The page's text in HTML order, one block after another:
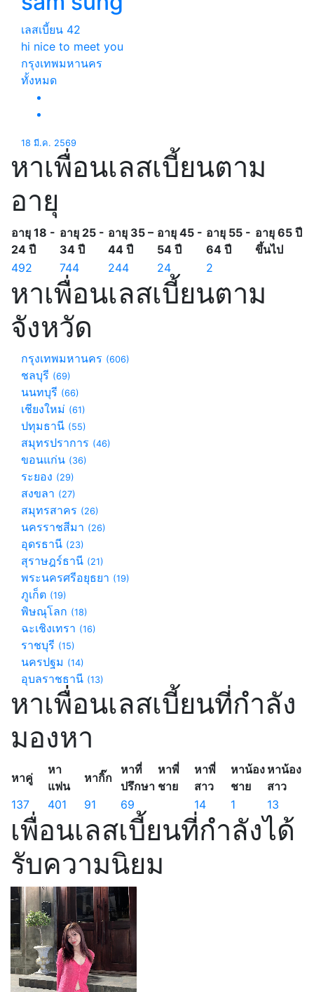
เลสเบี้ยน 42
hi nice to meet you
กรุงเทพมหานคร
ทั้งหมด
18 มี.ค. 2569
หาเพื่อนเลสเบี้ยนตาม
อายุ
อายุ 18 -
24 ปี
อายุ 25 -
34 ปี
อายุ 35 –
44 ปี
อายุ 45 -
54 ปี
อายุ 55 -
64 ปี
อายุ 65 ปี
ขึ้นไป
492
744 244 24 2
หาเพื่อนเลสเบี้ยนตาม
จังหวัด
กรุงเทพมหานคร (606)
ชลบุรี (69)
นนทบุรี (66)
เชียงใหม่ (61)
ปทุมธานี (55)
สมุทรปราการ (46)
ขอนแก่น (36)
ระยอง (29)
สงขลา (27)
สมุทรสาคร (26)
นครราชสีมา (26)
อุดรธานี (23)
สุราษฎร์ธานี (21)
พระนครศรีอยุธยา (19)
ภูเก็ต (19)
พิษณุโลก (18)
ฉะเชิงเทรา (16)
ราชบุรี (15)
นครปฐม (14)
อุบลราชธานี (13)
หาเพื่อนเลสเบี้ยนที่กำลัง
มองหา
หาคู่
หา
แฟน
หากิ๊ก
หาที่
ปรึกษา
หาพี่
ชาย
หาพี่
สาว
หาน้อง
ชาย
หาน้อง
สาว
137
401 91 69 14 1 13
เพื่อนเลสเบี้ยนที่กำลังได้
รับความนิยม